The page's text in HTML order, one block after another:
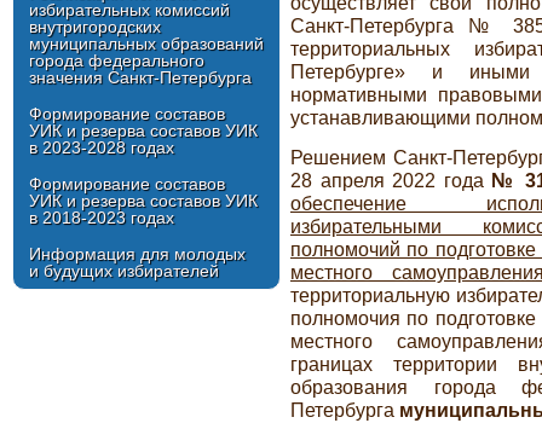
избирательных комиссий
внутригородских
муниципальных образований
города федерального
значения Санкт-Петербурга
Формирование составов
УИК и резерва составов УИК
в 2023-2028 годах
Формирование составов
УИК и резерва составов УИК
в 2018-2023 годах
Информация для молодых
и будущих избирателей
Санкт-Петербурга №
территориальных
Петербурге» и
нормативными
устанавливающими
Решением Санкт-
28 апреля 2022 года №
обеспечение
избирательными
полномочий по
местного
территориальную
полномочия по
местного
границах территории
образования города
Петербурга